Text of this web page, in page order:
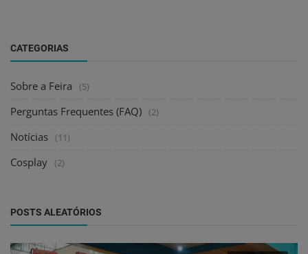
CATEGORIAS
Sobre a Feira (5)
Perguntas Frequentes (FAQ) (2)
Notícias (11)
Cosplay (2)
POSTS ALEATÓRIOS